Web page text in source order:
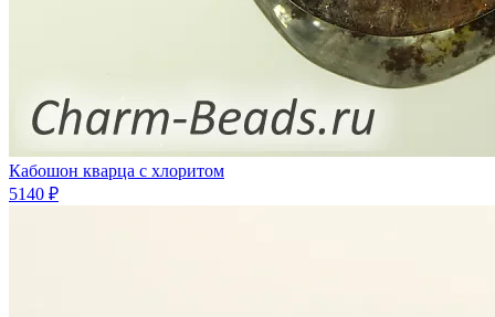
Кабошон кварца с хлоритом
5140 ₽